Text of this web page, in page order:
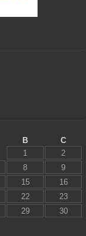
B
C
1
2
8
9
15
16
22
23
29
30